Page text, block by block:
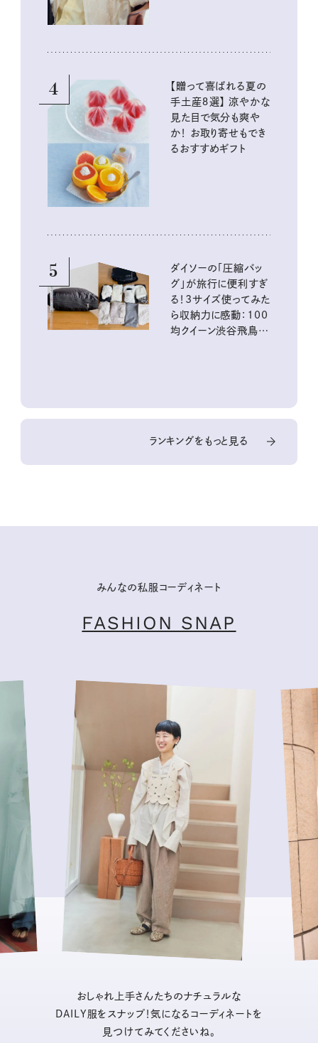
4
【贈って喜ばれる夏の
手土産８選】 涼やかな
見た目で気分も爽や
か！ お取り寄せもでき
るおすすめギフト
5
ダイソーの「圧縮バッ
グ」が旅行に便利すぎ
る！3サイズ使ってみた
ら収納力に感動：100
均クイーン渋谷飛鳥の
ランキングをもっと見る
みんなの私服コーディネート
FASHION SNAP
おしゃれ上手さんたちのナチュラルな
DAILY服をスナップ！気になるコーディネートを
見つけてみてくださいね。